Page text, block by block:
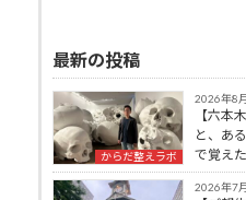
最新の投稿
からだ整えラボ
2026年8
【六本
と、あ
で覚え
2026年7